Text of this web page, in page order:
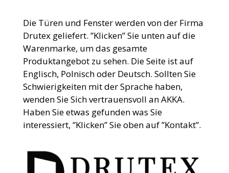
Die Türen und Fenster werden von der Firma
Drutex geliefert. ”Klicken” Sie unten auf die
Warenmarke, um das gesamte
Produktangebot zu sehen. Die Seite ist auf
Englisch, Polnisch oder Deutsch. Sollten Sie
Schwierigkeiten mit der Sprache haben,
wenden Sie Sich vertrauensvoll an AKKA.
Haben Sie etwas gefunden was Sie
interessiert, ”Klicken” Sie oben auf ”Kontakt”.